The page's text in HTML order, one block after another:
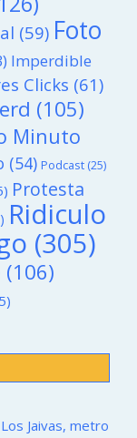
(59) Foto
Imperdible
Clicks (61)
(105)
Minuto
(54) Podcast (25)
Protesta
Ridiculo
(305)
(106)
Jaivas, metro